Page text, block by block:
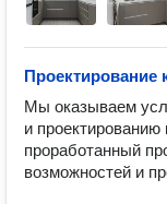
Проектирование
Мы оказываем
и проектированию
проработанный
возможностей и